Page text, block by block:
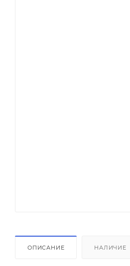
ОПИСАНИЕ НАЛИЧИЕ